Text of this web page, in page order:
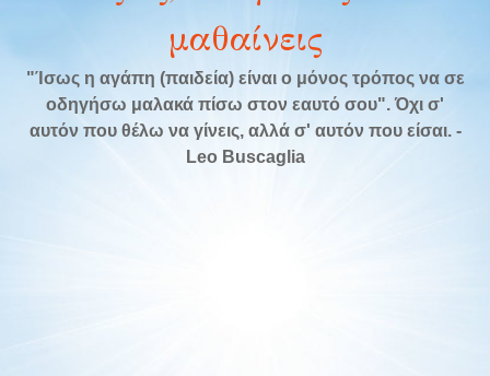
μαθαίνεις
"Ίσως η αγάπη (παιδεία) είναι ο μόνος τρόπος να σε
οδηγήσω μαλακά πίσω στον εαυτό σου". Όχι σ'
αυτόν που θέλω να γίνεις, αλλά σ' αυτόν που είσαι. -
Leo Buscaglia